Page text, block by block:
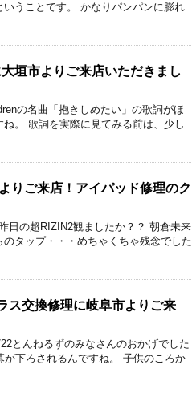
うことです。 かなりパンパンに膨れ
垣市よりご来店いただきまし
の名曲「抱きしめたい」の歌詞がほ
。 歌詞を実際に見てみる前は、少し
りご来店！アイパッド修理のク
日の超RIZIN2観ましたか？？ 朝倉未来
タップ・・・めちゃくちゃ残念でした
交換修理に岐阜市よりご来
とんねるずのみなさんのおかげでした
下ろされるんですね。 子供のころか